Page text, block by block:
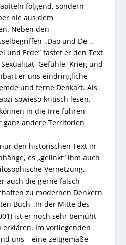
folgend, sondern
nie aus dem
Neben den
„Dao und De „,
und Erde“ tastet er den Text
Gefühle, Krieg und
er uns eindringliche
und ferne Denkart. Als
sowieso kritisch lesen.
in die Irre führen,
ganz andere Territorien
den historischen Text in
es „gelinkt“ ihm auch
Vernetzung,
auch die gerne falsch
zu modernen Denkern
Buch „In der Mitte des
ist er noch sehr bemüht,
erklären. Im vorliegenden
uns – eine zeitgemäße